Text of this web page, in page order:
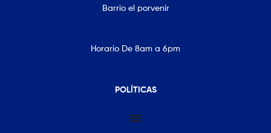
Barrio el porvenir
Horario De 8am a 6pm
POLÍTICAS